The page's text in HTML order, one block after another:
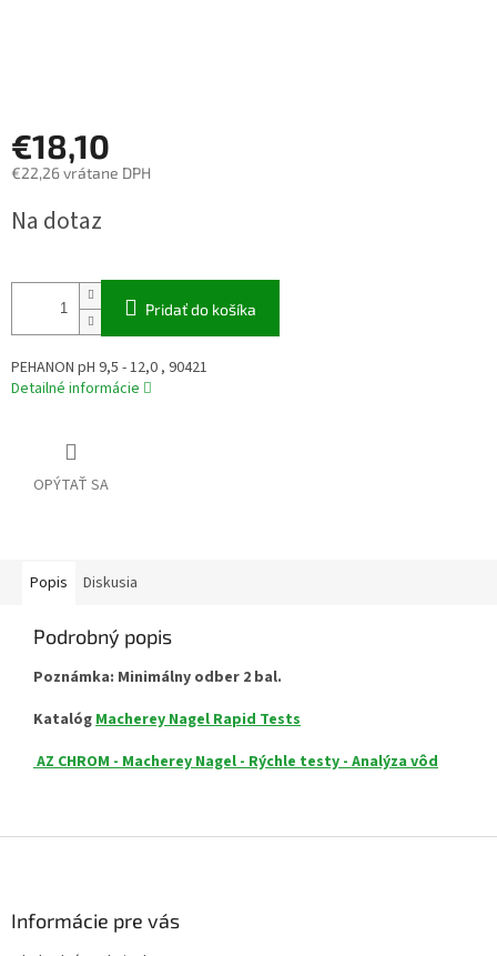
€18,10
€22,26 vrátane DPH
cena:
Na dotaz
Pridať do košíka
PEHANON pH 9,5 - 12,0 , 90421
Detailné informácie
OPÝTAŤ SA
Popis Diskusia
Podrobný popis
Poznámka: Minimálny odber 2 bal.
KatalógMacherey Nagel Rapid Tests
AZ CHROM - Macherey Nagel - Rýchle testy - Analýza vôd
Informácie pre vás